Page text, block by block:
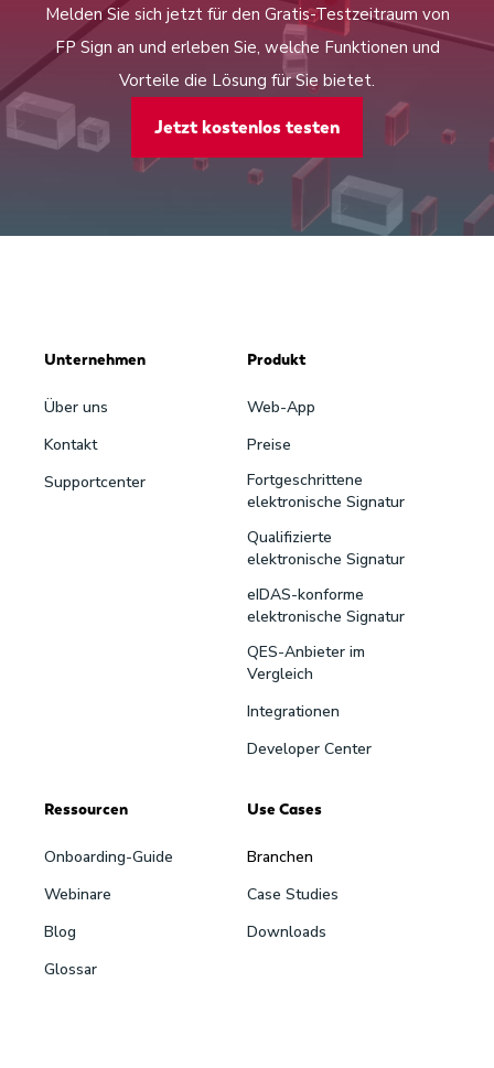
Melden Sie sich jetzt für den Gratis-Testzeitraum von
FP Sign an und erleben Sie, welche Funktionen und
Vorteile die Lösung für Sie bietet.
Jetzt kostenlos testen
Unternehmen
Über uns
Kontakt
Supportcenter
Produkt
Web-App
Preise
Fortgeschrittene
elektronische Signatur
Qualifizierte
elektronische Signatur
eIDAS-konforme
elektronische Signatur
QES-Anbieter im
Vergleich
Integrationen
Developer Center
Ressourcen
Onboarding-Guide
Webinare
Blog
Glossar
Use Cases
Branchen
Case Studies
Downloads